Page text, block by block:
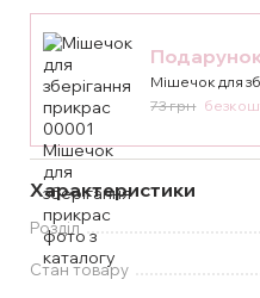
Мішечок для
73 грн
Характеристики
Розділ
Стан товару